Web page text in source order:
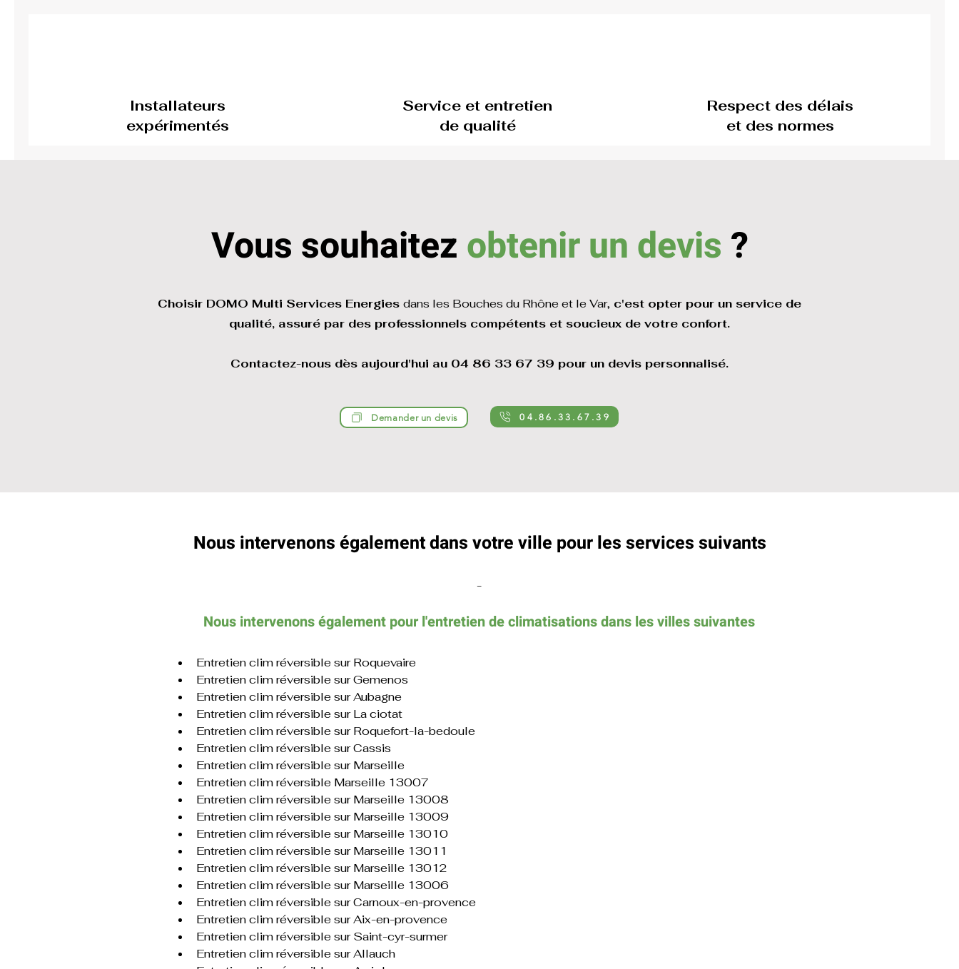
Installateurs
expérimentés
Service et entretien
de qualité
Respect des délais
et des normes
Vous souhaitez obtenir un devis ?
Choisir DOMO Multi Services Energies dans les Bouches du Rhône et le Var, c'est opter pour un service de
qualité, assuré par des professionnels compétents et soucieux de votre confort.
Contactez-nous dès aujourd'hui au 04 86 33 67 39 pour un devis personnalisé.
Demander un devis 04.86.33.67.39
Nous intervenons également dans votre ville pour les services suivants
-
Nous intervenons également pour l'entretien de climatisations dans les villes suivantes
Entretien clim réversible sur Roquevaire
Entretien clim réversible sur Gemenos
Entretien clim réversible sur Aubagne
Entretien clim réversible sur La ciotat
Entretien clim réversible sur Roquefort-la-bedoule
Entretien clim réversible sur Cassis
Entretien clim réversible sur Marseille
Entretien clim réversible Marseille 13007
Entretien clim réversible sur Marseille 13008
Entretien clim réversible sur Marseille 13009
Entretien clim réversible sur Marseille 13010
Entretien clim réversible sur Marseille 13011
Entretien clim réversible sur Marseille 13012
Entretien clim réversible sur Marseille 13006
Entretien clim réversible sur Carnoux-en-provence
Entretien clim réversible sur Aix-en-provence
Entretien clim réversible sur Saint-cyr-surmer
Entretien clim réversible sur Allauch